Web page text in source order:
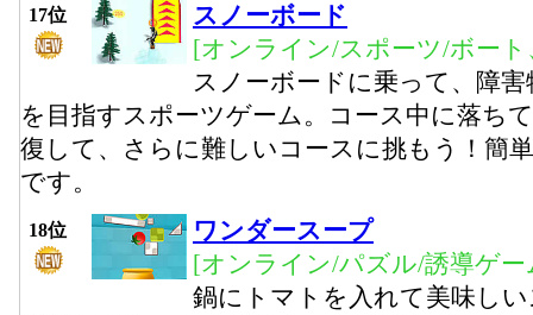
17位
スノーボード
[オンライン/スポーツ/ボート
スノーボードに乗って、障
を目指すスポーツゲーム。コース中に落ち
復して、さらに難しいコースに挑もう！簡
です。
18位
ワンダースープ
[オンライン/パズル/誘導ゲー
鍋にトマトを入れて美味し